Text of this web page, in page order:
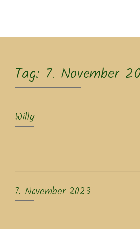
Tag: 7. November
Willy
7. November 2023